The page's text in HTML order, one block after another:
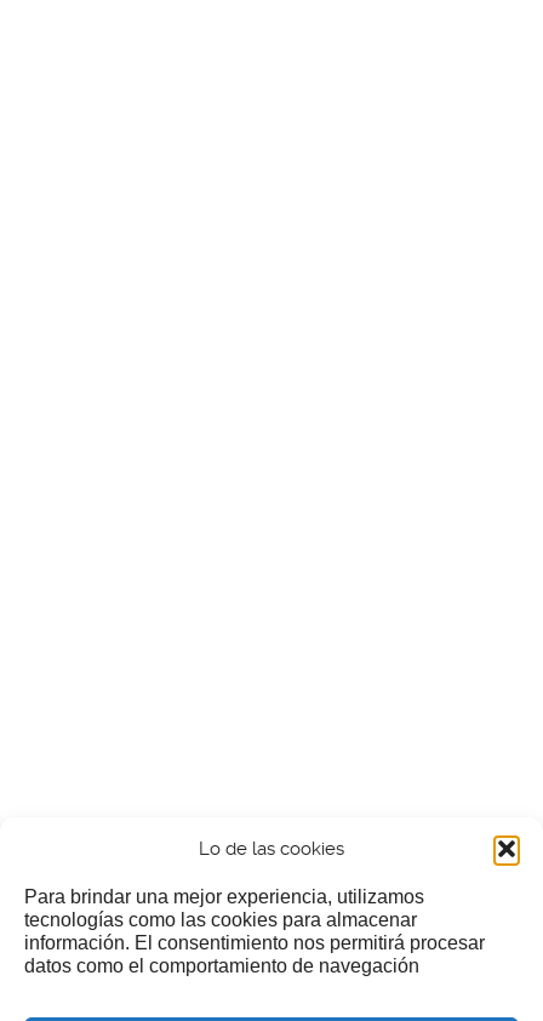
Lo de las cookies
Para brindar una mejor experiencia, utilizamos
tecnologías como las cookies para almacenar
información. El consentimiento nos permitirá procesar
datos como el comportamiento de navegación
¿Nos invitas a un cafecillo?